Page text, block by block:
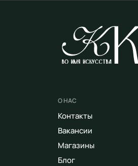
О НАС
Контакты
Вакансии
Магазины
Блог